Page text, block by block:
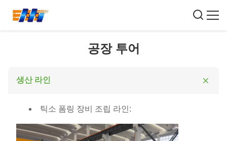
공장 투어
생산 라인
틱소 폼링 장비 조립 라인: